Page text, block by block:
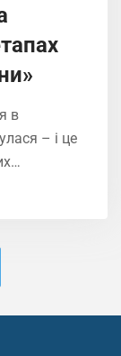
в
– і це